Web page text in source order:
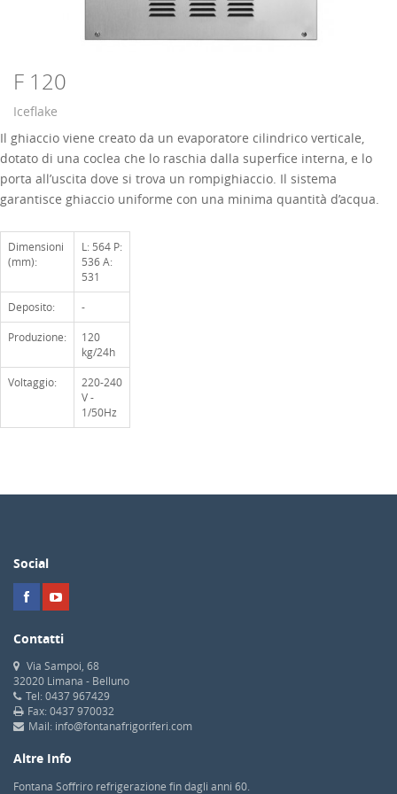
F 120
Iceflake
Il ghiaccio viene creato da un evaporatore cilindrico verticale,
dotato di una coclea che lo raschia dalla superfice interna, e lo
porta all’uscita dove si trova un rompighiaccio. Il sistema
garantisce ghiaccio uniforme con una minima quantità d’acqua.
Dimensioni
(mm):
L: 564 P:
536 A:
531
Deposito: -
Produzione:
120
kg/24h
Voltaggio:
220-240
V -
1/50Hz
Social
Contatti
Via Sampoi, 68
32020 Limana - Belluno
Tel: 0437 967429
Fax: 0437 970032
Mail: info@fontanafrigoriferi.com
Altre Info
Fontana Soffriro refrigerazione fin dagli anni 60.